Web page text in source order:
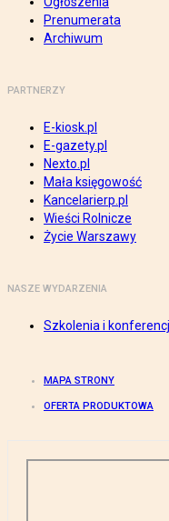
Prenumerata
Archiwum
PARTNERZY
E-kiosk.pl
E-gazety.pl
Nexto.pl
Mała księgowość
Kancelarierp.pl
Wieści Rolnicze
Życie Warszawy
NASZE WYDARZENIA
Szkolenia i
MAPA STRONY
OFERTA PRODUKTOWA